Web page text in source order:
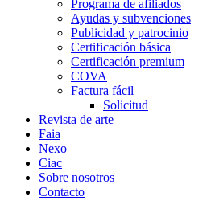
Programa de afiliados
Ayudas y subvenciones
Publicidad y patrocinio
Certificación básica
Certificación premium
COVA
Factura fácil
Solicitud
Revista de arte
Faia
Nexo
Ciac
Sobre nosotros
Contacto